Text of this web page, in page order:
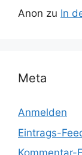
Anon zu In
Meta
Anmelden
Eintrags-